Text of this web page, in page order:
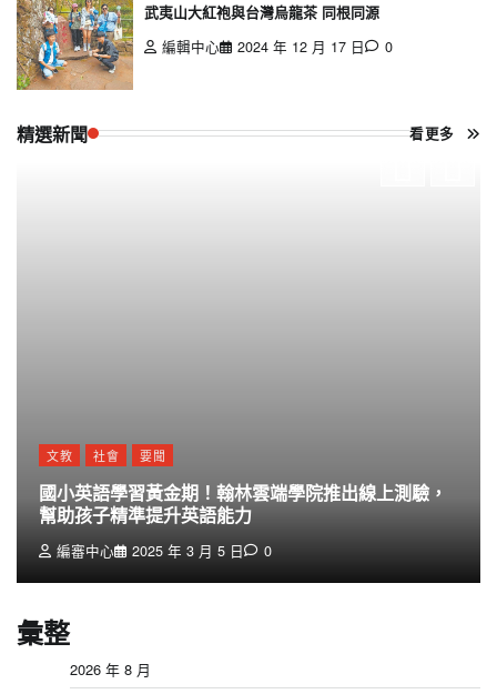
武夷山大紅袍與台灣烏龍茶 同根同源
編輯中心
2024 年 12 月 17 日 0
精選新聞 看更多
文教 社會 要聞
國小英語學習黃金期！翰林雲端學院推出線上測驗，
幫助孩子精準提升英語能力
編審中心 2025 年 3 月 5 日 0
彙整
2026 年 8 月